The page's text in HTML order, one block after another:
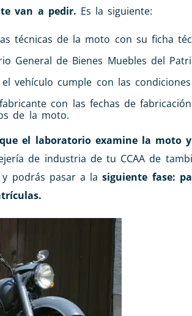
van a pedir. Es la siguiente:
técnicas de la moto con su ficha
General de Bienes Muebles del
vehículo cumple con las
con las fechas de
de la moto.
el laboratorio examine la moto
de industria de tu CCAA de
y podrás pasar a lasiguiente fase: